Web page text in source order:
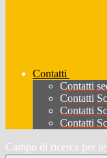
Contatti
Contatti
Contatti
Contatti
Contatti
Campo di ricerca per